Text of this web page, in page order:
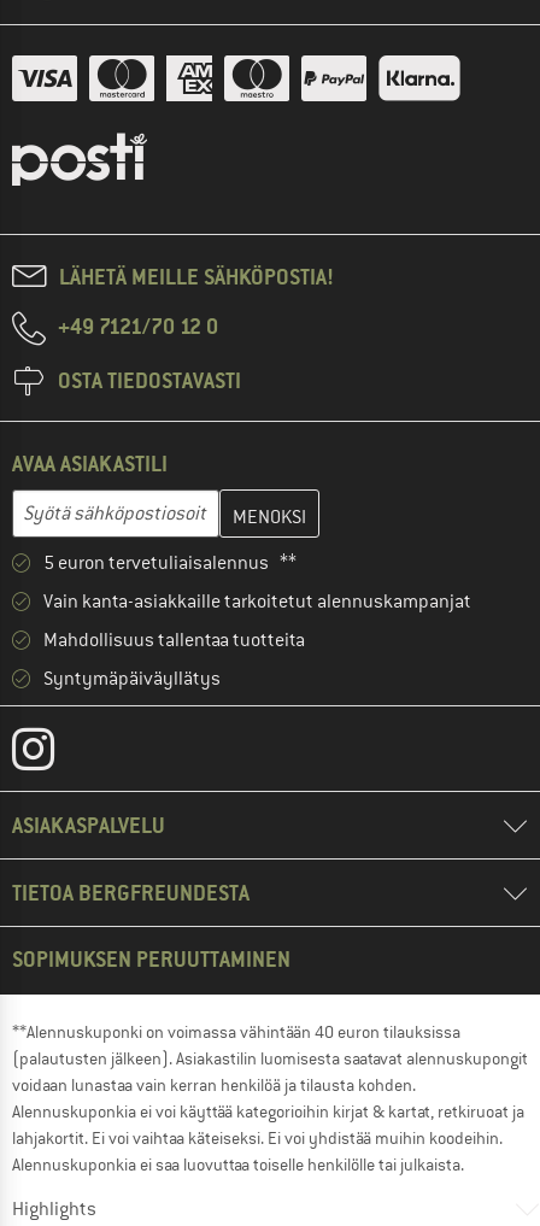
LÄHETÄ MEILLE SÄHKÖPOSTIA!
+49 7121/70 12 0
OSTA TIEDOSTAVASTI
AVAA ASIAKASTILI
Sähköpostiosoite
Anna sähköpostiosoitteesi ja luo seuraavassa vaiheessa
5 euron tervetuliaisalennus **
Vain kanta-asiakkaille tarkoitetut alennuskampanjat
Mahdollisuus tallentaa tuotteita
Syntymäpäiväyllätys
ASIAKASPALVELU
TIETOA BERGFREUNDESTA
SOPIMUKSEN PERUUTTAMINEN
**Alennuskuponki on voimassa vähintään 40 euron tilauksissa
(palautusten jälkeen). Asiakastilin luomisesta saatavat alennuskupongit
voidaan lunastaa vain kerran henkilöä ja tilausta kohden.
Alennuskuponkia ei voi käyttää kategorioihin kirjat & kartat, retkiruoat ja
lahjakortit. Ei voi vaihtaa käteiseksi. Ei voi yhdistää muihin koodeihin.
Alennuskuponkia ei saa luovuttaa toiselle henkilölle tai julkaista.
Highlights